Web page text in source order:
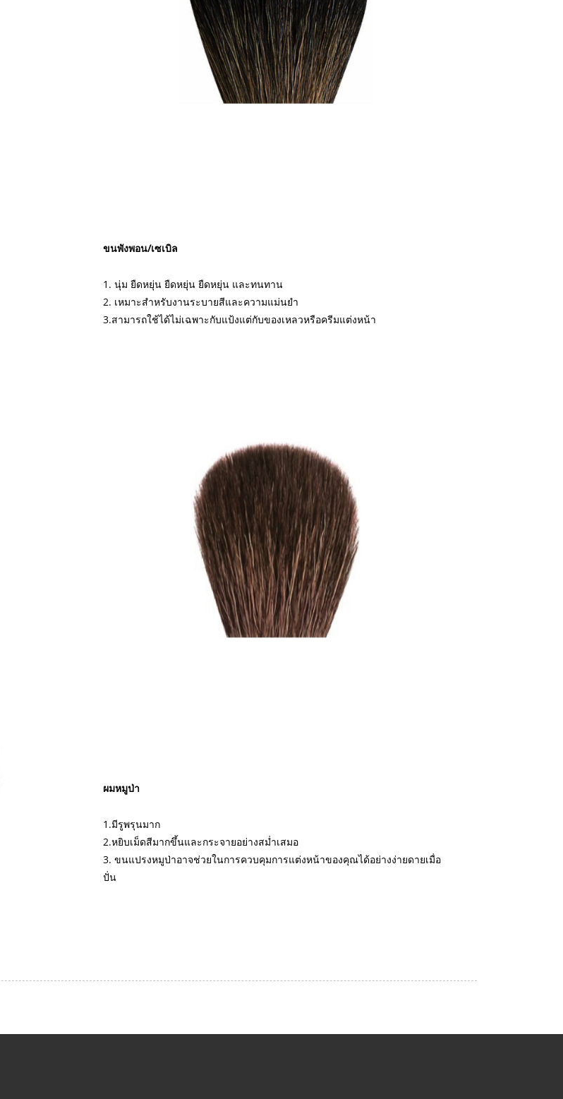
ขนพังพอน/เซเบิล
1. นุ่ม ยืดหยุ่น ยืดหยุ่น ยืดหยุ่น และทนทาน
2. เหมาะสำหรับงานระบายสีและความแม่นยำ
3.สามารถใช้ได้ไม่เฉพาะกับแป้งแต่กับของเหลวหรือครีมแต่งหน้า
ผมหมูป่า
1.มีรูพรุนมาก
2.หยิบเม็ดสีมากขึ้นและกระจายอย่างสม่ำเสมอ
3. ขนแปรงหมูป่าอาจช่วยในการควบคุมการแต่งหน้าของคุณได้อย่างง่ายดายเมื่อ
ปั่น